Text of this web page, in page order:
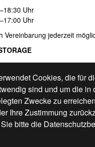
Cookies, die für
sind und um die in
Zwecke zu
Ihre Zustimmung
bitte die
Uhr
Uhr
Vereinbarung jederzeit
Uhr
Uhr